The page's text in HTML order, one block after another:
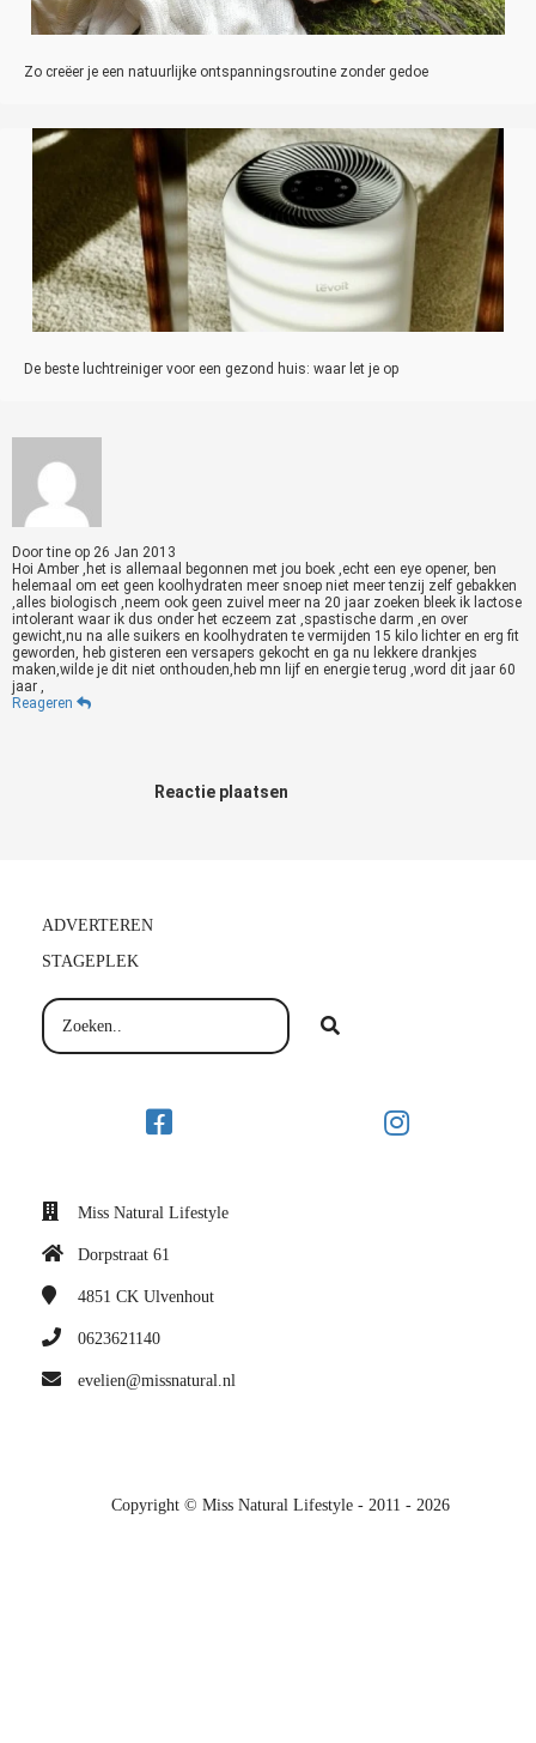
Zo creëer je een natuurlijke ontspanningsroutine zonder gedoe
De beste luchtreiniger voor een gezond huis: waar let je op
Doortine op 26 Jan 2013
Hoi Amber ,het is allemaal begonnen met jou boek ,echt een eye opener, ben
helemaal om eet geen koolhydraten meer snoep niet meer tenzij zelf gebakken
,alles biologisch ,neem ook geen zuivel meer na 20 jaar zoeken bleek ik lactose
intolerant waar ik dus onder het eczeem zat ,spastische darm ,en over
gewicht,nu na alle suikers en koolhydraten te vermijden 15 kilo lichter en erg fit
geworden, heb gisteren een versapers gekocht en ga nu lekkere drankjes
maken,wilde je dit niet onthouden,heb mn lijf en energie terug ,word dit jaar 60
jaar ,
Reageren
Reactie plaatsen
ADVERTEREN
STAGEPLEK
Miss Natural Lifestyle
Dorpstraat 61
4851 CK Ulvenhout
0623621140
evelien@missnatural.nl
Copyright © Miss Natural Lifestyle - 2011 - 2026